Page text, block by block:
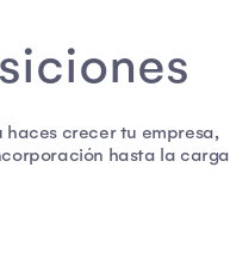
haces crecer tu empresa,
hasta la carga